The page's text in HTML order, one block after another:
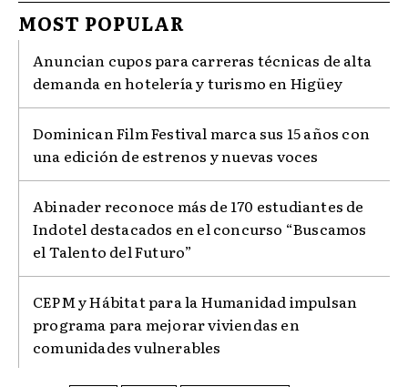
MOST POPULAR
Anuncian cupos para carreras técnicas de alta
demanda en hotelería y turismo en Higüey
Dominican Film Festival marca sus 15 años con
una edición de estrenos y nuevas voces
Abinader reconoce más de 170 estudiantes de
Indotel destacados en el concurso “Buscamos
el Talento del Futuro”
CEPM y Hábitat para la Humanidad impulsan
programa para mejorar viviendas en
comunidades vulnerables